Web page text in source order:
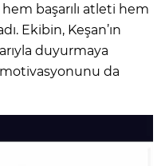
başarılı atleti hem
Ekibin, Keşan’ın
duyurmaya
da